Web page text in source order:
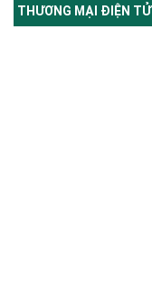
THƯƠNG MẠI ĐIỆN TỬ